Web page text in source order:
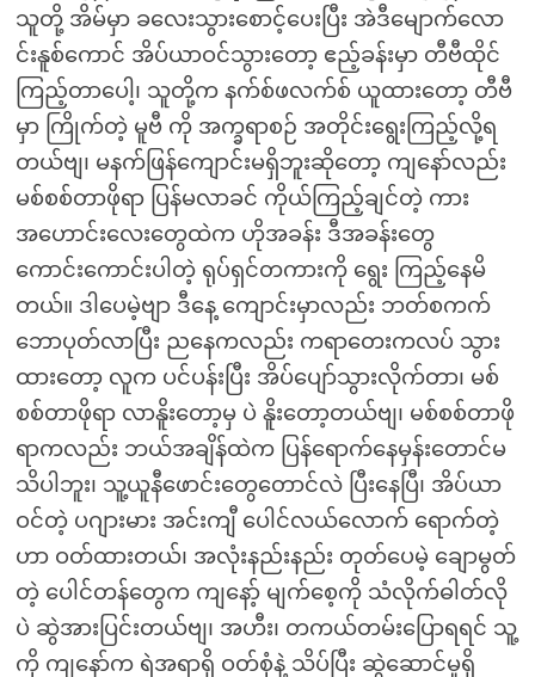
သူတို့ အိမ်မှာ ခလေးသွားစောင့်ပေးပြီး အဲဒီမျောက်လော
င်းနူစ်ကောင် အိပ်ယာဝင်သွားတော့ ဧည့်ခန်းမှာ တီဗီထိုင်
ကြည့်တာပေါ့၊ သူတို့က နက်စ်ဖလက်စ် ယူထားတော့ တီဗီ
မှာ ကြိုက်တဲ့ မူဗီ ကို အက္ခရာစဉ် အတိုင်းရွေးကြည့်လို့ရ
တယ်ဗျ၊ မနက်ဖြန်ကျောင်းမရှိဘူးဆိုတော့ ကျနော်လည်း
မစ်စစ်တာဖိုရာ ပြန်မလာခင် ကိုယ်ကြည့်ချင်တဲ့ ကား
အဟောင်းလေးတွေထဲက ဟိုအခန်း ဒီအခန်းတွေ
ကောင်းကောင်းပါတဲ့ ရုပ်ရှင်တကားကို ရွေး ကြည့်နေမိ
တယ်။ ဒါပေမဲ့ဗျာ ဒီနေ့ ကျောင်းမှာလည်း ဘတ်စကက်
ဘောပုတ်လာပြီး ညနေကလည်း ကရာတေးကလပ် သွား
ထားတော့ လူက ပင်ပန်းပြီး အိပ်ပျော်သွားလိုက်တာ၊ မစ်
စစ်တာဖိုရာ လာနိူးတော့မှ ပဲ နိူးတော့တယ်ဗျ၊ မစ်စစ်တာဖို
ရာကလည်း ဘယ်အချိန်ထဲက ပြန်ရောက်နေမှန်းတောင်မ
သိပါဘူး၊ သူ့ယူနီဖောင်းတွေတောင်လဲ ပြီးနေပြီ၊ အိပ်ယာ
ဝင်တဲ့ ပဂျားမား အင်းကျီ ပေါင်လယ်လောက် ရောက်တဲ့
ဟာ ဝတ်ထားတယ်၊ အလုံးနည်းနည်း တုတ်ပေမဲ့ ချောမွတ်
တဲ့ ပေါင်တန်တွေက ကျနော့် မျက်စေ့ကို သံလိုက်ဓါတ်လို
ပဲ ဆွဲအားပြင်းတယ်ဗျ၊ အဟီး၊ တကယ်တမ်းပြောရရင် သူ့
ကို ကျနော်က ရဲအရာရှိ ဝတ်စုံနဲ့ သိပ်ပြီး ဆွဲဆောင်မှုရှိ